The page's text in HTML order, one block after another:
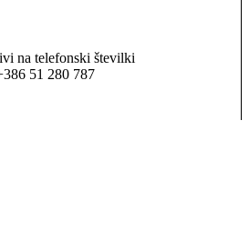
na telefonski številki
51 280 787